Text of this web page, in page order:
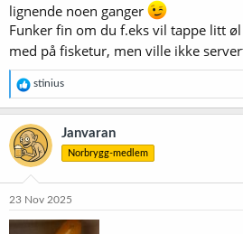
lignende noen ganger
Funker fin om du f.eks vil tappe litt
med på fisketur, men ville ikke
R
e
a
k
s
j
o
e
stinius
Janvaran
Norbrygg-medlem
23 Nov 2025